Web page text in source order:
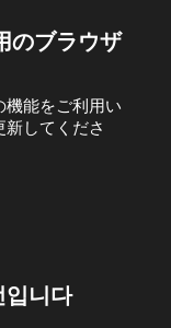
のブラウザ
機能をご利用い
してくださ
입니다